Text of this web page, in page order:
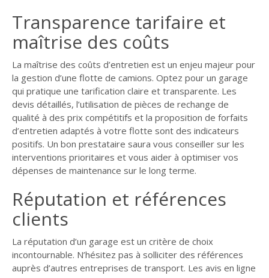
Transparence tarifaire et
maîtrise des coûts
La maîtrise des coûts d’entretien est un enjeu majeur pour
la gestion d’une flotte de camions. Optez pour un garage
qui pratique une tarification claire et transparente. Les
devis détaillés, l’utilisation de pièces de rechange de
qualité à des prix compétitifs et la proposition de forfaits
d’entretien adaptés à votre flotte sont des indicateurs
positifs. Un bon prestataire saura vous conseiller sur les
interventions prioritaires et vous aider à optimiser vos
dépenses de maintenance sur le long terme.
Réputation et références
clients
La réputation d’un garage est un critère de choix
incontournable. N’hésitez pas à solliciter des références
auprès d’autres entreprises de transport. Les avis en ligne